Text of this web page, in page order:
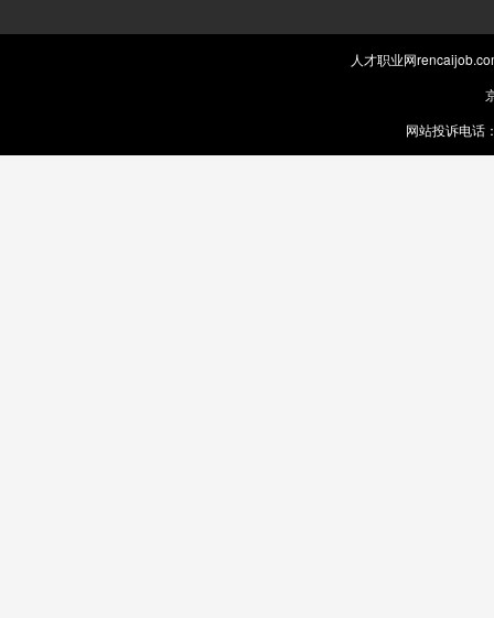
人才职业网
网站投诉电话